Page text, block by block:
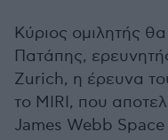
Κύριος ομιλητής
Πατάπης,
Zurich, η έρευνα
το ΜΙRI, που
James Webb Space